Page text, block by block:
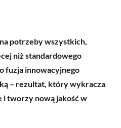
potrzeby wszystkich,
niż standardowego
fuzja innowacyjnego
– rezultat, który wykracza
i tworzy nową jakość w